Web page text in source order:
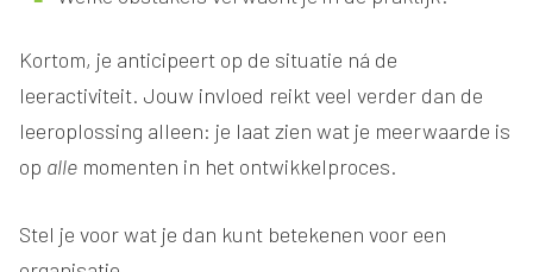
Kortom, je anticipeert op de situatie ná de
leeractiviteit. Jouw invloed reikt veel verder dan de
leeroplossing alleen: je laat zien wat je meerwaarde is
op alle momenten in het ontwikkelproces.
Stel je voor wat je dan kunt betekenen voor een